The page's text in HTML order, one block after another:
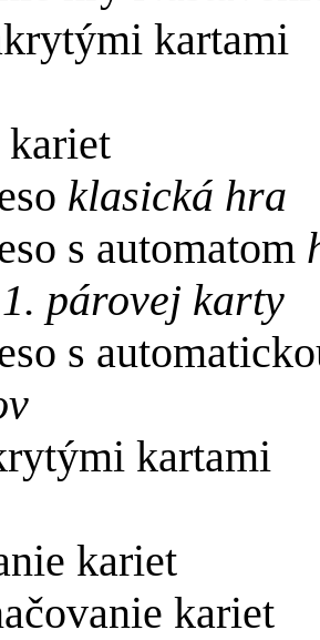
kartami
klasická hra
s automatom
párovej karty
s
kartami
kariet
kariet